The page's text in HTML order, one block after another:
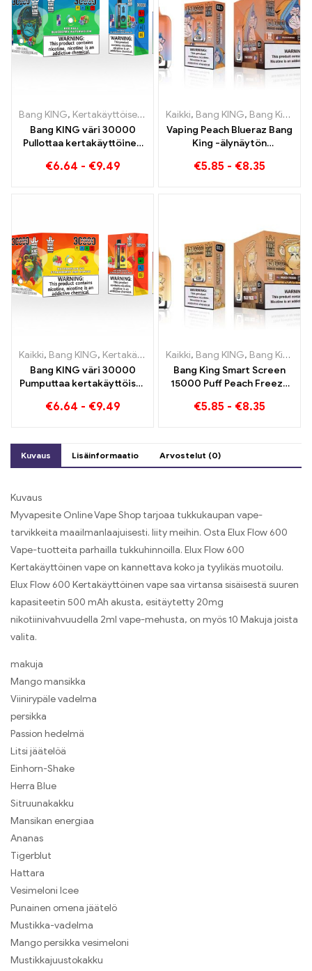
Bang KING, Kertakäyttöiset sähkösavukkeet Liettua ,
Bang KING väri 30000
Pullottaa kertakäyttöinen
makua Red Bull Energy
€6.64 - €9.49
Kaikki, Bang KING, Bang King Smart Screen 15000 Pullistaa
Vaping Peach Blueraz Bang
King -älynäytön
€5.85 - €8.35
Kaikki, Bang KING, Kertakäyttöiset sähkösavukkeet Liettua ,
Bang KING väri 30000
Pumputtaa kertakäyttöistä
yhdistelmä viileää
mansikkamangoa
€6.64 - €9.49
Kaikki, Bang KING, Bang King Smart Screen 15000 Pullistaa
Bang King Smart Screen
15000 Puff Peach Freeze
sähkösavukkeet
€5.85 - €8.35
Kuvaus Lisäinformaatio Arvostelut (0)
Kuvaus
Myvapesite Online Vape Shop tarjoaa tukkukaupan vape-
tarvikkeita maailmanlaajuisesti. liity meihin. Osta Elux Flow 600
Vape-tuotteita parhailla tukkuhinnoilla. Elux Flow 600
Kertakäyttöinen vape on kannettava koko ja tyylikäs muotoilu.
Elux Flow 600 Kertakäyttöinen vape saa virtansa sisäisestä suuren
kapasiteetin 500 mAh akusta, esitäytetty 20mg
nikotiinivahvuudella 2ml vape-mehusta, on myös 10 Makuja joista
valita.
makuja
Mango mansikka
Viinirypäle vadelma
persikka
Passion hedelmä
Litsi jäätelöä
Einhorn-Shake
Herra Blue
Sitruunakakku
Mansikan energiaa
Ananas
Tigerblut
Hattara
Vesimeloni Icee
Punainen omena jäätelö
Mustikka-vadelma
Mango persikka vesimeloni
Mustikkajuustokakku